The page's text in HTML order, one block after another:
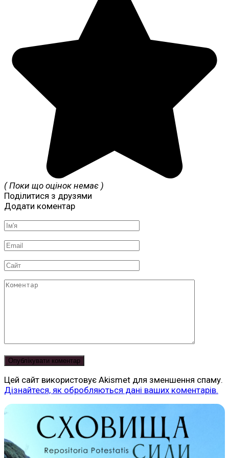
( Поки що оцінок немає )
Поділитися з друзями
Додати коментар
Ім'я
Email
Сайт
Коментар
Цей сайт використовує Akismet для зменшення спаму.
Дізнайтеся, як обробляються дані ваших коментарів.